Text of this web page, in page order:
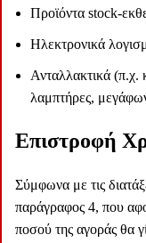
Προϊόντα stock-
Ηλεκτρονικά
Ανταλλακτικά (π.χ.
λαμπτήρες,
Επιστροφή
Σύμφωνα με τις
παράγραφος 4, που
ποσού της αγοράς θα